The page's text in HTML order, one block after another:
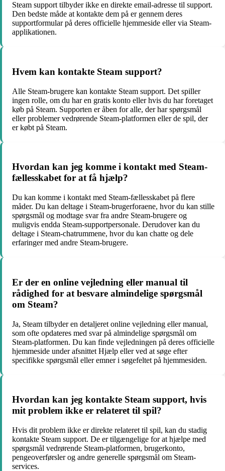
Steam support tilbyder ikke en direkte email-adresse til support.
Den bedste måde at kontakte dem på er gennem deres
supportformular på deres officielle hjemmeside eller via Steam-
applikationen.
Hvem kan kontakte Steam support?
Alle Steam-brugere kan kontakte Steam support. Det spiller
ingen rolle, om du har en gratis konto eller hvis du har foretaget
køb på Steam. Supporten er åben for alle, der har spørgsmål
eller problemer vedrørende Steam-platformen eller de spil, der
er købt på Steam.
Hvordan kan jeg komme i kontakt med Steam-
fællesskabet for at få hjælp?
Du kan komme i kontakt med Steam-fællesskabet på flere
måder. Du kan deltage i Steam-brugerforaene, hvor du kan stille
spørgsmål og modtage svar fra andre Steam-brugere og
muligvis endda Steam-supportpersonale. Derudover kan du
deltage i Steam-chatrummene, hvor du kan chatte og dele
erfaringer med andre Steam-brugere.
Er der en online vejledning eller manual til
rådighed for at besvare almindelige spørgsmål
om Steam?
Ja, Steam tilbyder en detaljeret online vejledning eller manual,
som ofte opdateres med svar på almindelige spørgsmål om
Steam-platformen. Du kan finde vejledningen på deres officielle
hjemmeside under afsnittet Hjælp eller ved at søge efter
specifikke spørgsmål eller emner i søgefeltet på hjemmesiden.
Hvordan kan jeg kontakte Steam support, hvis
mit problem ikke er relateret til spil?
Hvis dit problem ikke er direkte relateret til spil, kan du stadig
kontakte Steam support. De er tilgængelige for at hjælpe med
spørgsmål vedrørende Steam-platformen, brugerkonto,
pengeoverførsler og andre generelle spørgsmål om Steam-
services.